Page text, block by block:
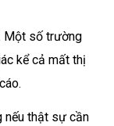
Một số trường
kể cả mất thị
nếu thật sự cần